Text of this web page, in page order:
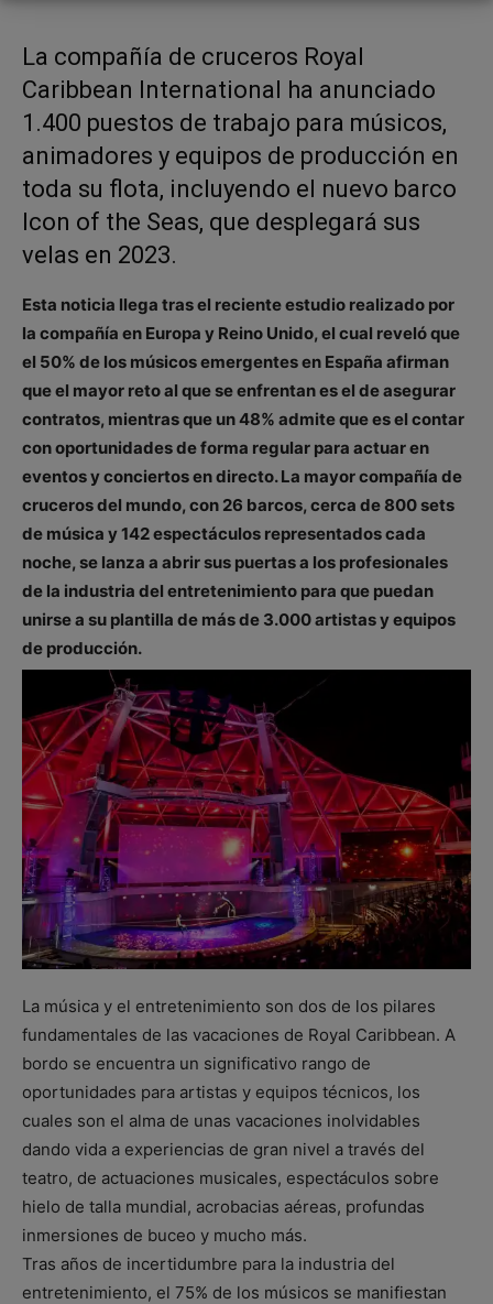
La compañía de cruceros Royal
Caribbean International ha anunciado
1.400 puestos de trabajo para músicos,
animadores y equipos de producción en
toda su flota, incluyendo el nuevo barco
Icon of the Seas, que desplegará sus
velas en 2023.
Esta noticia llega tras el reciente estudio realizado por
la compañía en Europa y Reino Unido, el cual reveló que
el 50% de los músicos emergentes en España afirman
que el mayor reto al que se enfrentan es el de asegurar
contratos, mientras que un 48% admite que es el contar
con oportunidades de forma regular para actuar en
eventos y conciertos en directo. La mayor compañía de
cruceros del mundo, con 26 barcos, cerca de 800 sets
de música y 142 espectáculos representados cada
noche, se lanza a abrir sus puertas a los profesionales
de la industria del entretenimiento para que puedan
unirse a su plantilla de más de 3.000 artistas y equipos
de producción.
La música y el entretenimiento son dos de los pilares
fundamentales de las vacaciones de Royal Caribbean. A
bordo se encuentra un significativo rango de
oportunidades para artistas y equipos técnicos, los
cuales son el alma de unas vacaciones inolvidables
dando vida a experiencias de gran nivel a través del
teatro, de actuaciones musicales, espectáculos sobre
hielo de talla mundial, acrobacias aéreas, profundas
inmersiones de buceo y mucho más.
Tras años de incertidumbre para la industria del
entretenimiento, el 75% de los músicos se manifiestan